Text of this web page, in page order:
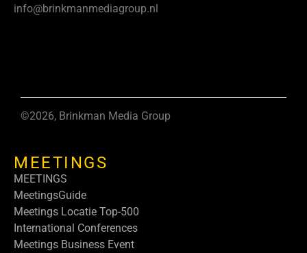
info@brinkmanmediagroup.nl
©2026, Brinkman Media Group
MEETINGS
MEETINGS
MeetingsGuide
Meetings Locatie Top-500
International Conferences
Meetings Business Event